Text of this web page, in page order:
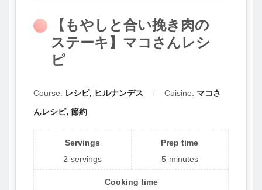
【もやしと合い挽き肉の
ステーキ】マコさんレシ
ピ
Course: レシピ, ヒルナンデス Cuisine: マコさ
んレシピ, 節約
Servings
2 servings
Prep time
5 minutes
Cooking time